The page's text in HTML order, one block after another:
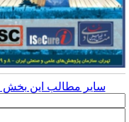
سایر مطالب این بخش |